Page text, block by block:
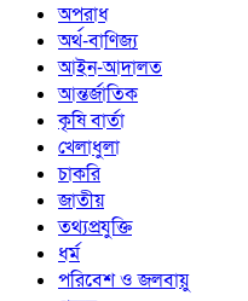
অপরাধ
অর্থ-বাণিজ্য
আইন-আদালত
আন্তর্জাতিক
কৃষি বার্তা
খেলাধুলা
চাকরি
জাতীয়
তথ্যপ্রযুক্তি
ধর্ম
পরিবেশ ও জলবায়ু